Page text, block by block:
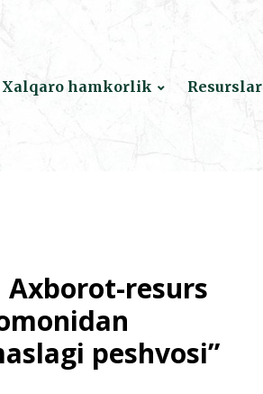
Xalqaro hamkorlik Resurslar
resurs
peshvosi”